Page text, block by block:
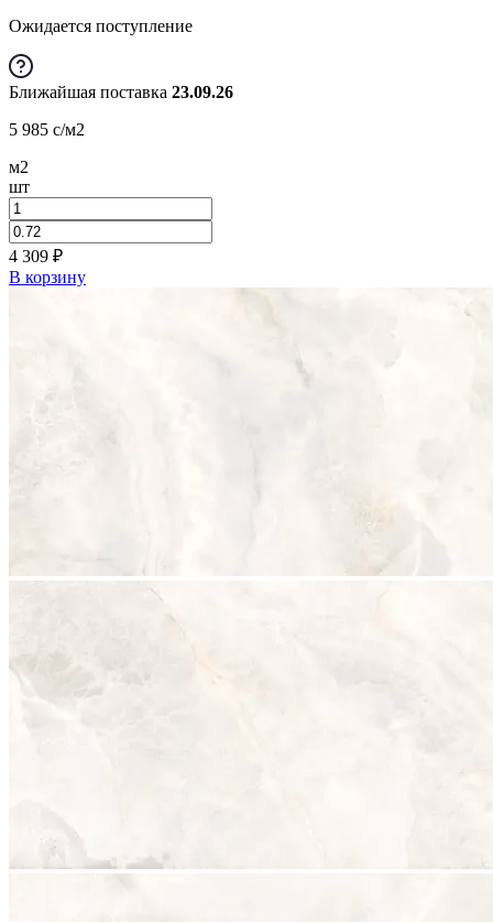
Ожидается поступление
Ближайшая поставка 23.09.26
5 985 c/м2
м2
шт
4 309 ₽
В корзину